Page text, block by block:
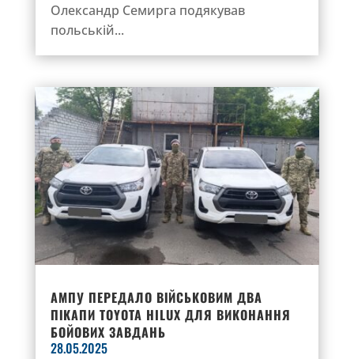
Олександр Семирга подякував
польській...
АМПУ ПЕРЕДАЛО ВІЙСЬКОВИМ ДВА
ПІКАПИ TOYOTA HILUX ДЛЯ ВИКОНАННЯ
БОЙОВИХ ЗАВДАНЬ
28.05.2025